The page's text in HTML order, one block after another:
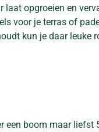
opgroeien en
voor je terras of
kun je daar
boom maar liefst